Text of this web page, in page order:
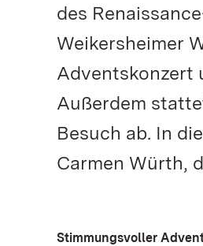
des
Weikersheimer
Adventskonzert
Außerdem
Besuch ab. In
Carmen Würth,
Stimmungsvoller